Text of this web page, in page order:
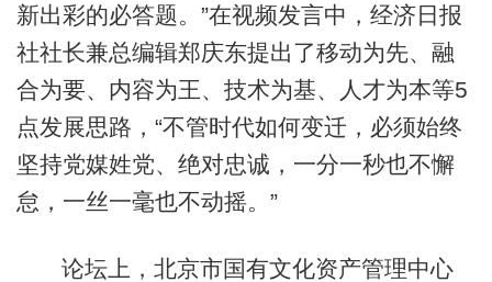
新出彩的必答题。”在视频发言中，经济日报
社社长兼总编辑郑庆东提出了移动为先、融
合为要、内容为王、技术为基、人才为本等5
点发展思路，“不管时代如何变迁，必须始终
坚持党媒姓党、绝对忠诚，一分一秒也不懈
怠，一丝一毫也不动摇。”
论坛上，北京市国有文化资产管理中心